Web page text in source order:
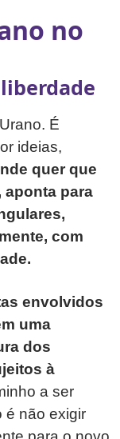
no
É
ideias,
quer que
aponta para
com
envolvidos
uma
dos
à
a ser
é não exigir